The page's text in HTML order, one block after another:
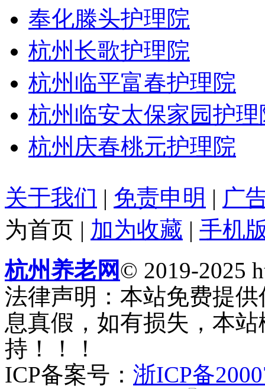
奉化滕头护理院
杭州长歌护理院
杭州临平富春护理院
杭州临安太保家园护理
杭州庆春桃元护理院
关于我们 | 免责申明 | 广
为首页 | 加为收藏 | 手机
杭州养老网© 2019-2025
法律声明：本站免费提
息真假，如有损失，本
持！！！
ICP备案号： 浙ICP备